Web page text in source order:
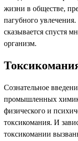
жизни в обществе,
пагубного
сказывается спустя
организм.
Сознательное
промышленных
физического и
токсикомания. И
токсикомании